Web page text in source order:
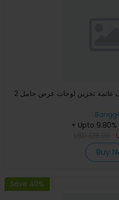
عائمة تخزين لوحات عرض حامل
+ Upto
Buy
Save 40%